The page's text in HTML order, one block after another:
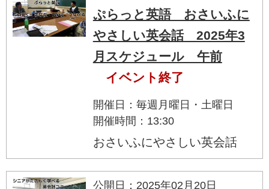
ぷらっと英語 おさいふに
やさしい英会話 2025年3
月スケジュール 午前
イベント終了
開催日：毎週月曜日・土曜日
開催時間：13:30
おさいふにやさしい英会話
公開日：2025年02月20日